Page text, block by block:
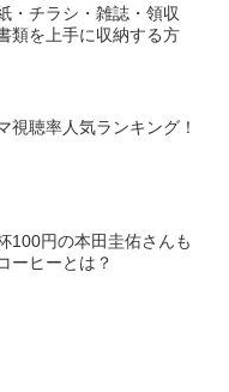
・チラシ・雑誌・領収
類を上手に収納する方
視聴率人気ランキング！
100円の本田圭佑さんも
ーヒーとは？